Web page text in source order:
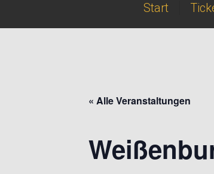
Start
« Alle Veranstaltungen